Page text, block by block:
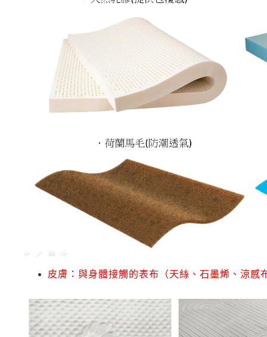
皮膚：與身體接觸的表布（天絲、石墨烯、涼感